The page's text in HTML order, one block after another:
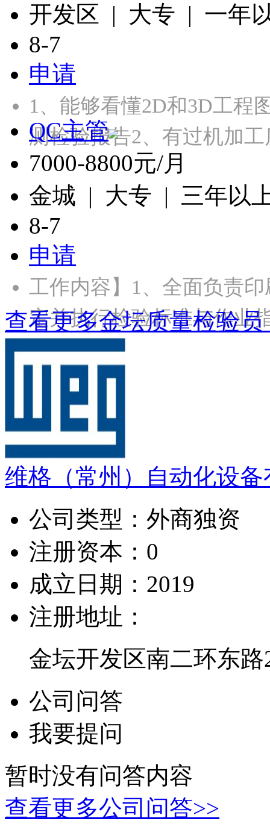
开发区 | 大专 | 一年
8-7
申请
1、能够看懂2D和3D工程
测检验报告2、有过机加
QC主管
7000-8800元/月
金城 | 大专 | 三年以
8-7
申请
工作内容】1、全面负责
定并执行检验标准与作
查看更多金坛质量检验
维格（常州）自动化设
公司类型： 外商独资
注册资本： 0
成立日期： 2019
注册地址：
金坛开发区南二环东路
公司问答
我要提问
暂时没有问答内容
查看更多公司问答>>